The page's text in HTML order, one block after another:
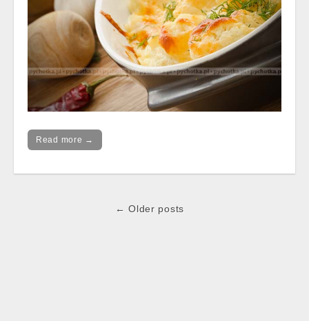
Read more →
← Older posts